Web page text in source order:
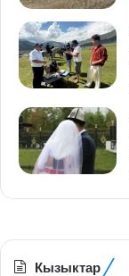
Кызыктар